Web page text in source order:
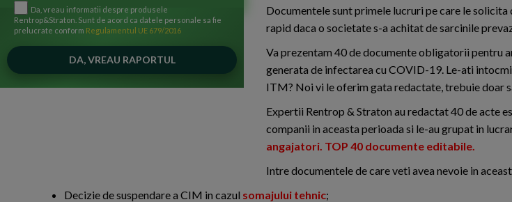
Documentele sunt primele lucruri pe care le
rapid daca o societate s-a achitat de sarcinile
Va prezentam 40 de documente obligatorii pentru
generata de infectarea cu COVID-19. Le-ati
ITM? Noi vi le oferim gata redactate, trebuie doar
Expertii Rentrop & Straton au redactat 40 de acte
companii in aceasta perioada si le-au grupat in
angajatori. TOP 40 documente editabile.
Intre documentele de care veti avea nevoie in
Decizie de suspendare a CIM in cazul somajului tehnic;
Da, vreau informatii despre produsele
Rentrop&Straton. Sunt de acord ca datele personale sa fie
prelucrate conform Regulamentul UE 679/2016